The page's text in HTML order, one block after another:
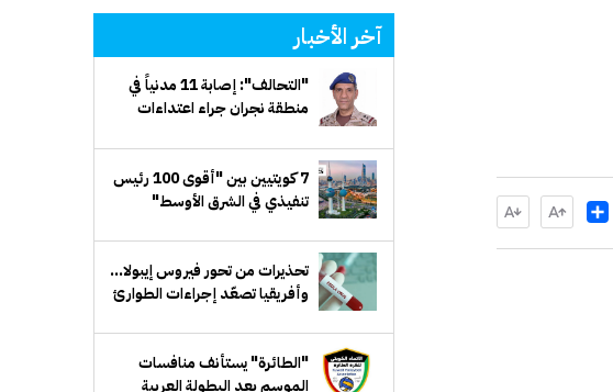
Share
آخر الأخبار
"التحالف": إصابة 11 مدنياً في
منطقة نجران جراء اعتداءات
7 كويتيين بين "أقوى 100 رئيس
تنفيذي في الشرق الأوسط"
تحذيرات من تحور فيروس إيبولا...
وأفريقيا تصعّد إجراءات الطوارئ
"الطائرة" يستأنف منافسات
الموسم بعد البطولة العربية